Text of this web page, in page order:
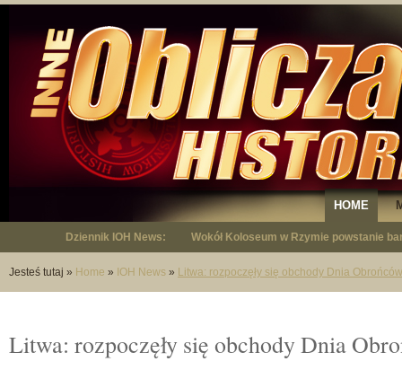
HOME
Dziennik IOH News: Wokół Koloseum w Rzymie powstanie
"Niepodległy - opowieść o Januszu
Jesteś tutaj » Home » IOH News » Litwa: rozpoczęły się obchody Dnia
Litwa: rozpoczęły się obchody Dnia